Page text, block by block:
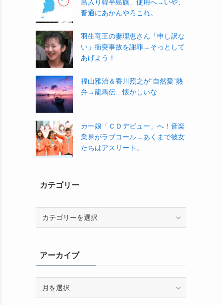
島入り韓半島旗」使用へ→いや、
普通にあかんやろこれ。
羽生竜王の妻理恵さん「申し訳な
い」衝突事故を謝罪→そっとして
あげよう！
福山雅治＆香川照之が“自然愛”熱
弁→龍馬伝…懐かしいな
カー娘「ＣＤデビュー」へ！音楽
業界がラブコール→あくまで彼女
たちはアスリート。
カテゴリー
ーアーカイブ